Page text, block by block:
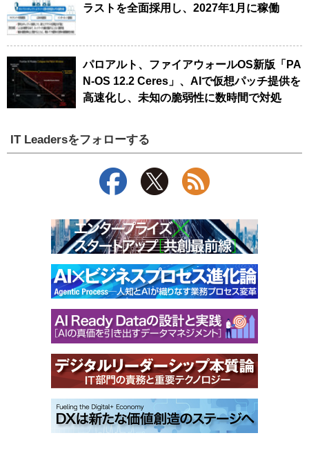
ラストを全面採用し、2027年1月に稼働
パロアルト、ファイアウォールOS新版「PA
N-OS 12.2 Ceres」、AIで仮想パッチ提供を
高速化し、未知の脆弱性に数時間で対処
IT Leadersをフォローする